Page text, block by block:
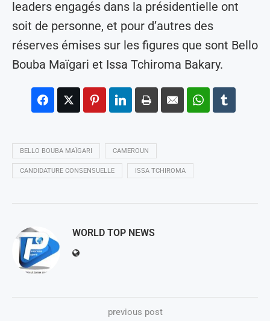
leaders engagés dans la présidentielle ont
soit de personne, et pour d’autres des
réserves émises sur les figures que sont Bello
Bouba Maïgari et Issa Tchiroma Bakary.
BELLO BOUBA MAÏGARI CAMEROUN
CANDIDATURE CONSENSUELLE ISSA TCHIROMA
WORLD TOP NEWS
previous post